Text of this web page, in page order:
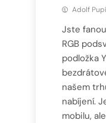
Adolf
Jste
RGB
podložka
našem
nabíjení.
mobilu,